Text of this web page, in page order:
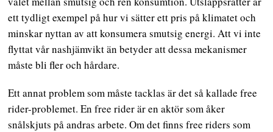
ett tydligt exempel på hur vi sätter ett pris på klimatet och
minskar nyttan av att konsumera smutsig energi. Att vi inte
flyttat vår nashjämvikt än betyder att dessa mekanismer
måste bli fler och hårdare.
Ett annat problem som måste tacklas är det så kallade free
rider-problemet. En free rider är en aktör som åker
snålskjuts på andras arbete. Om det finns free riders som